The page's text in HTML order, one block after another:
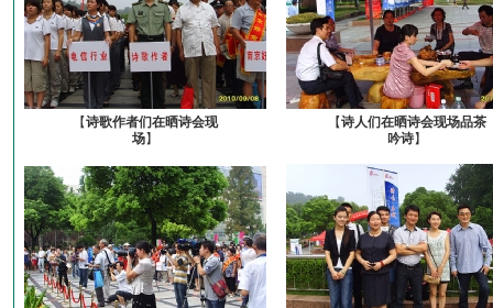
【诗歌作者们在晒诗会现
场】
【诗人们在晒诗会现场品茶
吟诗】